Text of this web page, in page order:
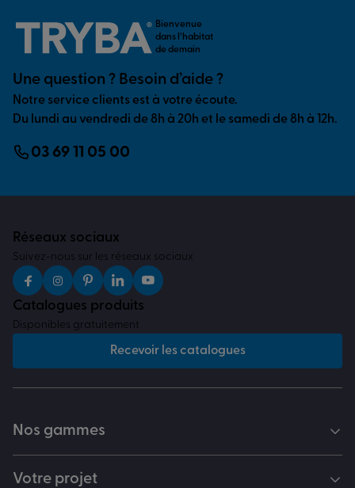
Bienvenue
dans l’habitat
de demain
Une question ? Besoin d’aide ?
Notre service clients est à votre écoute.
Du lundi au vendredi de 8h à 20h et le samedi de 8h à 12h.
03 69 11 05 00
Réseaux sociaux
Suivez-nous sur les réseaux sociaux
Catalogues produits
Disponibles gratuitement
Recevoir les catalogues
Nos gammes
Votre projet